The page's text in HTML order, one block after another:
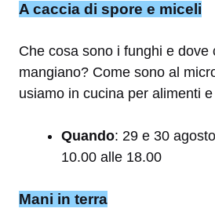
A caccia di spore e miceli
Che cosa sono i funghi e dove
mangiano? Come sono al
usiamo in cucina per alimenti
Quando: 29 e 30
10.00 alle 18.00
Mani in terra